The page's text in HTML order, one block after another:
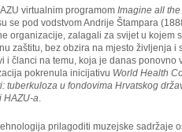
virtualnim programom Imagine all
se pod vodstvom Andrije Štampara
organizacije, zalagali za svijet u kojem
zaštitu, bez obzira na mjesto življenja i
i članci na temu, koja je danas ponovno
pokrenula inicijativu World Health
tuberkuloza u fondovima Hrvatskog
HAZU-a.
prilagoditi muzejske sadržaje